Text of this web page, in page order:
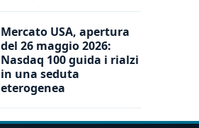
Mercato USA, apertura
del 26 maggio 2026:
Nasdaq 100 guida i rialzi
in una seduta
eterogenea